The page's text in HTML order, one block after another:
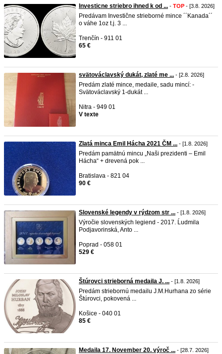
Investicne striebro ihned k od ... - TOP - [3.8. 2026]
Predávam Investične strieborné mince ´´Kanada´´
o váhe 1oz t.j. 3 ...
Trenčín - 911 01
65 €
svätováclavský dukát, zlaté me ... - [2.8. 2026]
Predám zlaté mince, medaile, sadu mincí: -
Svätováclavský 1-dukát ...
Nitra - 949 01
V texte
Zlatá minca Emil Hácha 2021 ČM ... - [1.8. 2026]
Predám pamätnú mincu „Naši prezidenti – Emil
Hácha“ + drevená pok ...
Bratislava - 821 04
90 €
Slovenské legendy v rýdzom str ... - [1.8. 2026]
Výročie slovenských legiend - 2017. Ĺudmila
Podjavorinská, Anto ...
Poprad - 058 01
529 €
Štúrovci strieborná medaila J. ... - [1.8. 2026]
Predám striebornú medailu J.M.Hurhana zo série
Štúrovci, pokovená ...
Košice - 040 01
85 €
Medaila 17. November 20. výroč ... - [28.7. 2026]